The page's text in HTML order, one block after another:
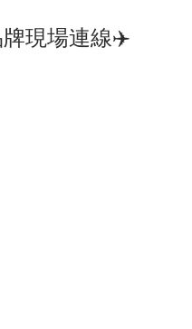
現場連線✈️